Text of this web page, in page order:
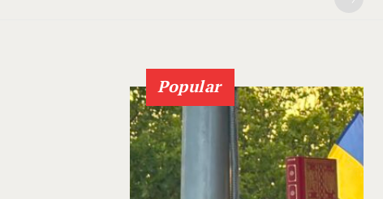
Popular